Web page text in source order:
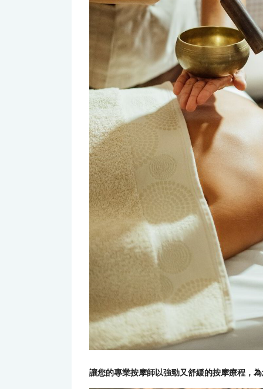
讓您的專業按摩師以強勁又舒緩的按摩療程，為